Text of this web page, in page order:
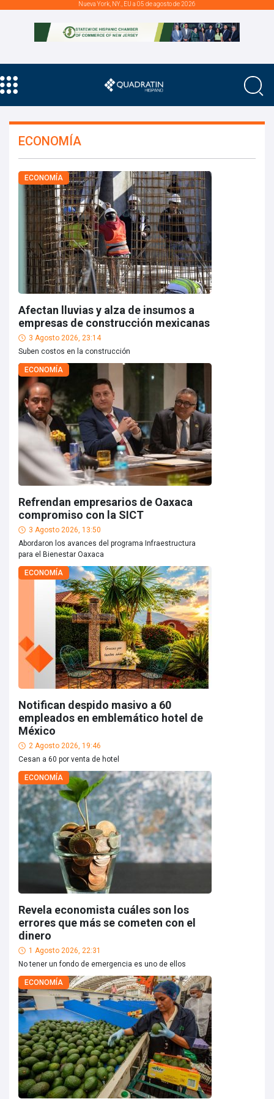
Nueva York, NY., EU a 05 de agosto de 2026
ECONOMÍA
ECONOMÍA
Afectan lluvias y alza de insumos a
empresas de construcción mexicanas
3 Agosto 2026, 23:14
Suben costos en la construcción
ECONOMÍA
Refrendan empresarios de Oaxaca
compromiso con la SICT
3 Agosto 2026, 13:50
Abordaron los avances del programa Infraestructura
para el Bienestar Oaxaca
ECONOMÍA
Notifican despido masivo a 60
empleados en emblemático hotel de
México
2 Agosto 2026, 19:46
Cesan a 60 por venta de hotel
ECONOMÍA
Revela economista cuáles son los
errores que más se cometen con el
dinero
1 Agosto 2026, 22:31
No tener un fondo de emergencia es uno de ellos
ECONOMÍA